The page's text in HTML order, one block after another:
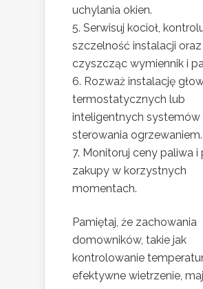
uchylania okien.
Serwisuj kocioł,
szczelność instalacji oraz
czyszcząc wymiennik i
Rozważ instalację
termostatycznych lub
inteligentnych systemów
sterowania ogrzewaniem.
Monitoruj ceny paliwa i
zakupy w korzystnych
momentach.
Pamiętaj, że zachowania
domowników, takie jak
kontrolowanie
efektywne wietrzenie,